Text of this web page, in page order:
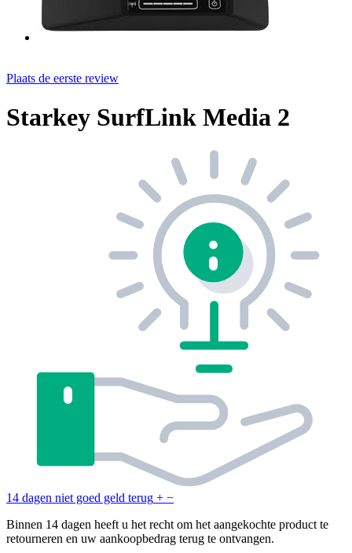
Plaats de eerste review
Starkey SurfLink Media 2
14 dagen niet goed geld terug + −
Binnen 14 dagen heeft u het recht om het aangekochte product te
retourneren en uw aankoopbedrag terug te ontvangen.